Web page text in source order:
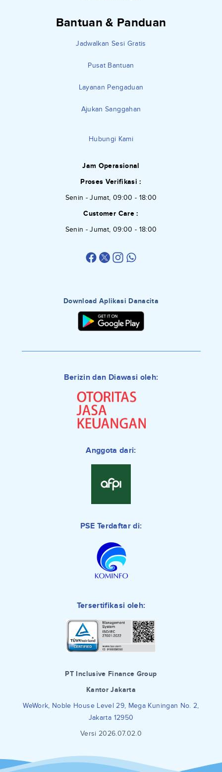
Bantuan & Panduan
Jadwalkan Sesi Gratis
Pusat Bantuan
Layanan Pengaduan
Ajukan Sanggahan
Hubungi Kami
Jam Operasional
Proses Verifikasi :
Senin - Jumat, 09:00 - 18:00
Customer Care :
Senin - Jumat, 09:00 - 18:00
Download Aplikasi Danacita
Berizin dan Diawasi oleh:
Anggota dari:
PSE Terdaftar di:
Tersertifikasi oleh:
PT Inclusive Finance Group
Kantor Jakarta
WeWork, Noble House Level 29, Mega Kuningan No. 2,
Jakarta 12950
Versi 2026.07.02.0